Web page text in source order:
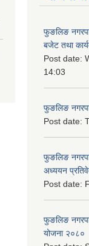
फुङलिङ
बजेट तथा
Post date:
14:03
फुङलिङ
Post date:
फुङलिङ
अध्ययन
Post date:
फुङलिङ
योजना २०८०